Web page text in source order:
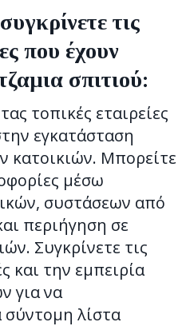
τις
που έχουν
σπιτιού:
τοπικές εταιρείες
εγκατάσταση
κατοικιών. Μπορείτε
μέσω
συστάσεων από
περιήγηση σε
Συγκρίνετε τις
και την εμπειρία
για να
σύντομη λίστα